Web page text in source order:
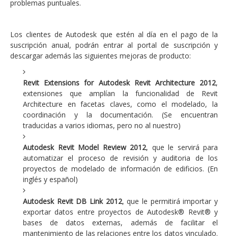
problemas puntuales.
Los clientes de Autodesk que estén al día en el pago de la
suscripción anual, podrán entrar al portal de suscripción y
descargar además las siguientes mejoras de producto:
Revit Extensions for Autodesk Revit Architecture 2012,
extensiones que amplían la funcionalidad de Revit
Architecture en facetas claves, como el modelado, la
coordinación y la documentación. (Se encuentran
traducidas a varios idiomas, pero no al nuestro)
Autodesk Revit Model Review 2012, que le servirá para
automatizar el proceso de revisión y auditoria de los
proyectos de modelado de información de edificios. (En
inglés y español)
Autodesk Revit DB Link 2012, que le permitirá importar y
exportar datos entre proyectos de Autodesk® Revit® y
bases de datos externas, además de facilitar el
mantenimiento de las relaciones entre los datos vinculado.